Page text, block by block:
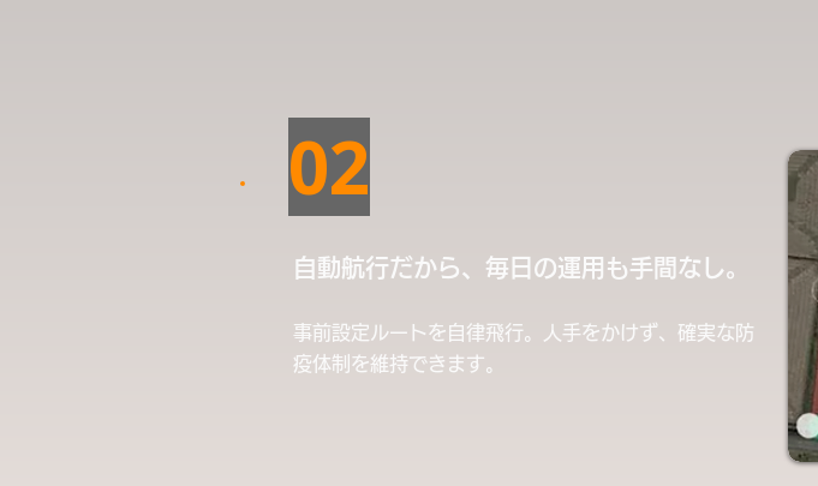
02
自動航行だから、毎日の運用も手間なし。
事前設定ルートを自律飛行。人手をかけず、確実な防
疫体制を維持できます。